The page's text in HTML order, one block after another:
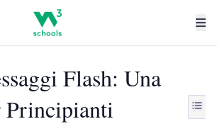
Flash: Una
Principianti